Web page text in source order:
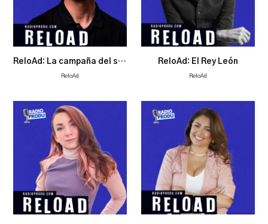
ReloAd: La campaña del siglo
ReloAd
ReloAd: El Rey León
ReloAd